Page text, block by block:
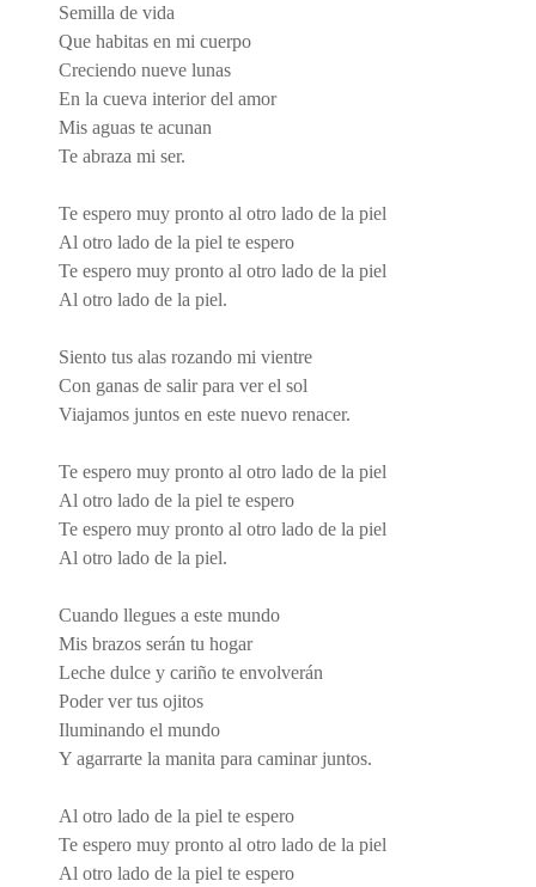
Semilla de vida
Que habitas en mi cuerpo
Creciendo nueve lunas
En la cueva interior del amor
Mis aguas te acunan
Te abraza mi ser.
Te espero muy pronto al otro lado de la piel
Al otro lado de la piel te espero
Te espero muy pronto al otro lado de la piel
Al otro lado de la piel.
Siento tus alas rozando mi vientre
Con ganas de salir para ver el sol
Viajamos juntos en este nuevo renacer.
Te espero muy pronto al otro lado de la piel
Al otro lado de la piel te espero
Te espero muy pronto al otro lado de la piel
Al otro lado de la piel.
Cuando llegues a este mundo
Mis brazos serán tu hogar
Leche dulce y cariño te envolverán
Poder ver tus ojitos
Iluminando el mundo
Y agarrarte la manita para caminar juntos.
Al otro lado de la piel te espero
Te espero muy pronto al otro lado de la piel
Al otro lado de la piel te espero